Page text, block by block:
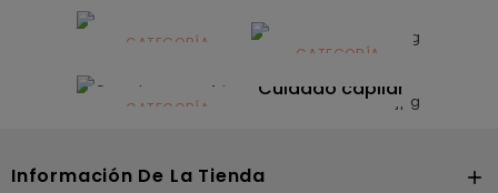
Alimentación
infantilCATEGORÍA
Dermocosmética
CATEGORÍA
Solares
CATEGORÍA
Cuidado capilar
Información De La Tienda 